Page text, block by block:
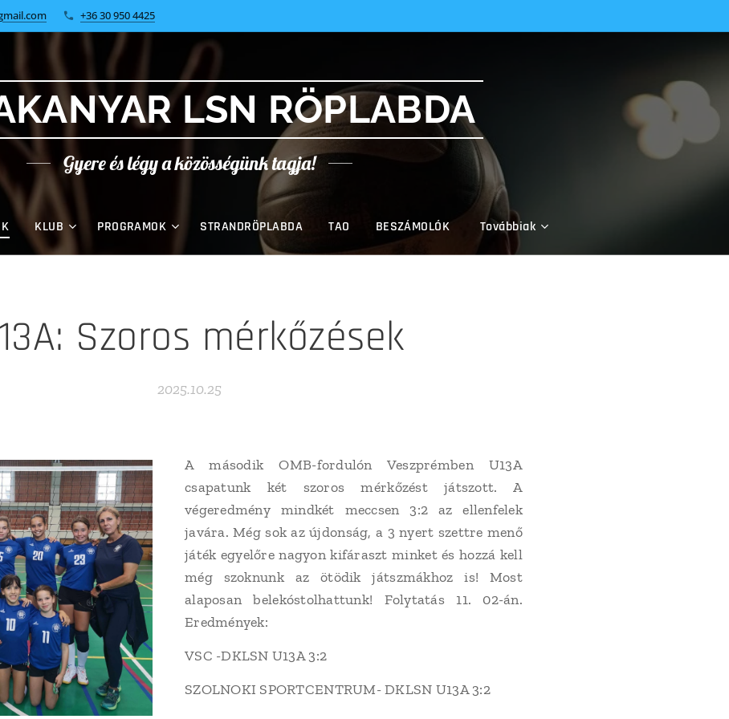
+36 30 950 4425
LSN RÖPLABDA
Gyere és légy a közösségünk tagja!
KLUB PROGRAMOK STRANDRÖPLABDA TAO BESZÁMOLÓK Továbbiak
Szoros mérkőzések
2025.10.25
A második OMB-fordulón Veszprémben U13A
csapatunk két szoros mérkőzést játszott. A
végeredmény mindkét meccsen 3:2 az ellenfelek
javára. Még sok az újdonság, a 3 nyert szettre menő
játék egyelőre nagyon kifáraszt minket és hozzá kell
még szoknunk az ötödik játszmákhoz is! Most
alaposan belekóstolhattunk! Folytatás 11. 02-án.
Eredmények:
VSC -DKLSN U13A 3:2
SZOLNOKI SPORTCENTRUM- DKLSN U13A 3:2